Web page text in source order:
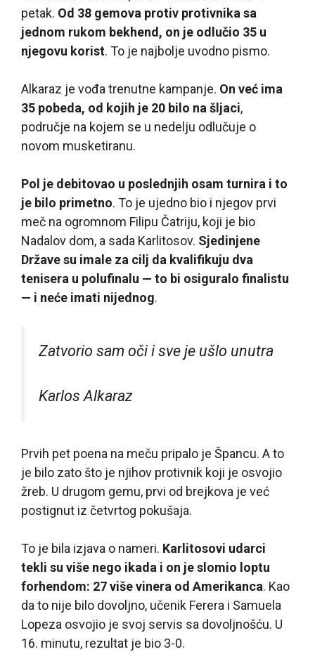
petak. Od 38 gemova protiv protivnika sa
jednom rukom bekhend, on je odlučio 35 u
njegovu korist. To je najbolje uvodno pismo.
Alkaraz je vođa trenutne kampanje. On već ima
35 pobeda, od kojih je 20 bilo na šljaci,
područje na kojem se u nedelju odlučuje o
novom musketiranu.
Pol je debitovao u poslednjih osam turnira i to
je bilo primetno. To je ujedno bio i njegov prvi
meč na ogromnom Filipu Čatriju, koji je bio
Nadalov dom, a sada Karlitosov. Sjedinjene
Države su imale za cilj da kvalifikuju dva
tenisera u polufinalu — to bi osiguralo finalistu
— i neće imati nijednog.
Zatvorio sam oči i sve je ušlo unutra
Karlos Alkaraz
Prvih pet poena na meču pripalo je Špancu. A to
je bilo zato što je njihov protivnik koji je osvojio
žreb. U drugom gemu, prvi od brejkova je već
postignut iz četvrtog pokušaja.
To je bila izjava o nameri. Karlitosovi udarci
tekli su više nego ikada i on je slomio loptu
forhendom: 27 više vinera od Amerikanca. Kao
da to nije bilo dovoljno, učenik Ferera i Samuela
Lopeza osvojio je svoj servis sa dovoljnošću. U
16. minutu, rezultat je bio 3-0.